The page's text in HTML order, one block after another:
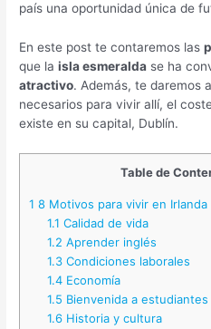
país una oportunidad única de
En este post te contaremos las
que laisla esmeralda se ha
atractivo. Además, te daremos
necesarios para vivir allí, el
existe en su capital, Dublín.
Table de
1 8 Motivos para vivir en Irlanda
1.1 Calidad de vida
1.2 Aprender inglés
1.3Condiciones laborales
1.4Economía
1.5 Bienvenida a
1.6Historia y cultura